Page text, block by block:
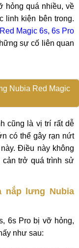
hỏng quá nhiều, về
linh kiện bên trong.
Magic 6s, 6s Pro
sự cố liên quan
Nubia Red Magic
cũng là vị trí rất dễ
có thể gây rạn nứt
Điều này không
cản trở quá trình sử
nắp lưng Nubia
6s Pro bị vỡ hỏng,
như sau: